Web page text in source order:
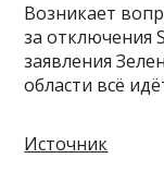
Возникает
за отключения
заявления
области всё
Источник